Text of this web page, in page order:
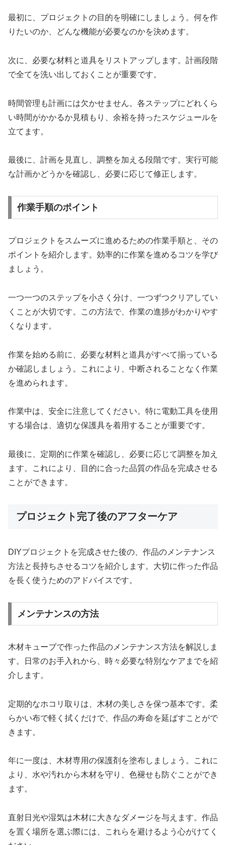
最初に、プロジェクトの目的を明確にしましょう。何を作
りたいのか、どんな機能が必要なのかを決めます。
次に、必要な材料と道具をリストアップします。計画段階
で全てを洗い出しておくことが重要です。
時間管理も計画には欠かせません。各ステップにどれくら
い時間がかかるか見積もり、余裕を持ったスケジュールを
立てます。
最後に、計画を見直し、調整を加える段階です。実行可能
な計画かどうかを確認し、必要に応じて修正します。
作業手順のポイント
プロジェクトをスムーズに進めるための作業手順と、その
ポイントを紹介します。効率的に作業を進めるコツを学び
ましょう。
一つ一つのステップを小さく分け、一つずつクリアしてい
くことが大切です。この方法で、作業の進捗がわかりやす
くなります。
作業を始める前に、必要な材料と道具がすべて揃っている
か確認しましょう。これにより、中断されることなく作業
を進められます。
作業中は、安全に注意してください。特に電動工具を使用
する場合は、適切な保護具を着用することが重要です。
最後に、定期的に作業を確認し、必要に応じて調整を加え
ます。これにより、目的に合った品質の作品を完成させる
ことができます。
プロジェクト完了後のアフターケア
DIYプロジェクトを完成させた後の、作品のメンテナンス
方法と長持ちさせるコツを紹介します。大切に作った作品
を長く使うためのアドバイスです。
メンテナンスの方法
木材キューブで作った作品のメンテナンス方法を解説しま
す。日常のお手入れから、時々必要な特別なケアまでを紹
介します。
定期的なホコリ取りは、木材の美しさを保つ基本です。柔
らかい布で軽く拭くだけで、作品の寿命を延ばすことがで
きます。
年に一度は、木材専用の保護剤を塗布しましょう。これに
より、水や汚れから木材を守り、色褪せも防ぐことができ
ます。
直射日光や湿気は木材に大きなダメージを与えます。作品
を置く場所を選ぶ際には、これらを避けるよう心がけてく